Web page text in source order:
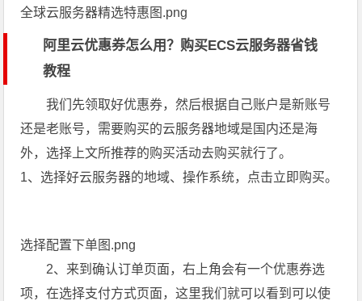
全球云服务器精选特惠图.png
阿里云优惠券怎么用？购买ECS云服务器省钱
教程
我们先领取好优惠券，然后根据自己账户是新账号
还是老账号，需要购买的云服务器地域是国内还是海
外，选择上文所推荐的购买活动去购买就行了。
1、选择好云服务器的地域、操作系统，点击立即购买。
选择配置下单图.png
2、来到确认订单页面，右上角会有一个优惠券选
项，在选择支付方式页面，这里我们就可以看到可以使